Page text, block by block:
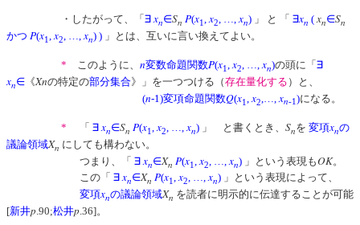
・したがって、「 ∃ xn∈Sn P(x1,x2, …,xn) 」 と 「 ∃xn (xn∈Sn
かつ P(x1 x2 xn) ) 」とは、互いに言い換えてよい。
* このように、 n変数命題関数P(x1,x2, …,xn)の頭に「 ∃
xn∈ 《Xnの特定の部分集合》」を一つつける（存在量化する ）と、
(n-1)変項命題関数Q(x1 x2 xn-1 )になる。
* 「 ∃ xn∈Sn P(x1,x2, …,xn) 」 と書くとき、 Snを 変項xnの
議論領域Xn にしても構わない。
つまり、「 ∃ xn∈Xn P(x1 x2 xn) 」という表現もOK。
この「 ∃ xn∈Xn P(x1,x2, …,xn) 」という表現によって、
変項xnの議論領域Xn を読者に明示的に伝達することが可能
[新井p .90;松井p .36]。